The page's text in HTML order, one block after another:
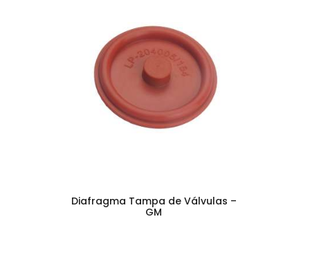
Diafragma Tampa de Válvulas –
GM